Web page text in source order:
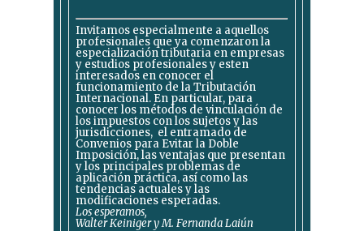
Invitamos especialmente a aquellos
profesionales que ya comenzaron la
especialización tributaria en empresas
y estudios profesionales y esten
interesados en conocer el
funcionamiento de la Tributación
Internacional. En particular, para
conocer los métodos de vinculación de
los impuestos con los sujetos y las
jurisdicciones, el entramado de
Convenios para Evitar la Doble
Imposición, las ventajas que presentan
y los principales problemas de
aplicación práctica, así como las
tendencias actuales y las
modificaciones esperadas.
Los esperamos,
Walter Keiniger y M. Fernanda Laiún